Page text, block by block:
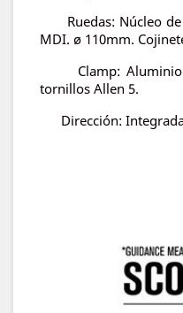
Ruedas: Núcleo de
MDI. ø 110mm.
Clamp: Aluminio
tornillos Allen 5.
Dirección: